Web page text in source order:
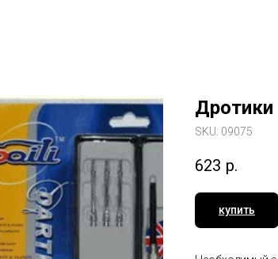
Дротики
SKU: 09075
623 р.
купить